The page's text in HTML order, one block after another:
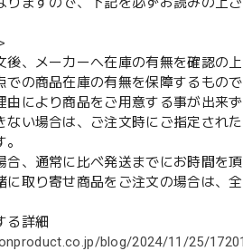
後、メーカーへ在庫の有無を確認の
での商品在庫の有無を保障するもので
由により商品をご用意する事が出来
い場合は、ご注文時にご指定され
合、通常に比べ発送までにお時間を
に取り寄せ商品をご注文の場合は、
る詳細
blog/2024/11/25/